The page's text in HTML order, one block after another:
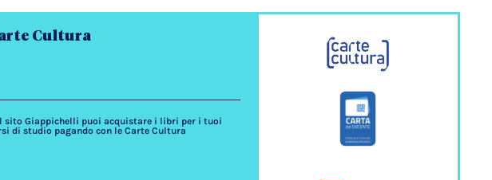
Cultura
sito Giappichelli puoi acquistare i libri per i tuoi
di studio pagando con le Carte Cultura